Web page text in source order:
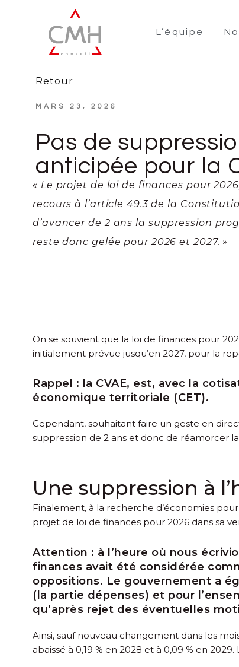
L’équipe
Retour
MARS 23, 2026
Pas de
anticipée pour la
« Le projet de loi de finances pour
recours à l’article 49.3 de la
d’avancer de 2 ans la suppression
reste donc gelée pour 2026 et 2027. »
On se souvient que la loi de finances pour
initialement prévue jusqu’en 2027, pour la
Rappel : la CVAE, est, avec la
économique territoriale (CET).
Cependant, souhaitant faire un geste en
suppression de 2 ans et donc de réamorcer la
Une suppression à
Finalement, à la recherche d’économies
projet de loi de finances pour 2026 dans sa
Attention : à l’heure où nous
finances avait été considérée
oppositions. Le gouvernement a
(la partie dépenses) et pour
qu’après rejet des éventuelles
Ainsi, sauf nouveau changement dans les
abaissé à 0,19 % en 2028 et à 0,09 % en